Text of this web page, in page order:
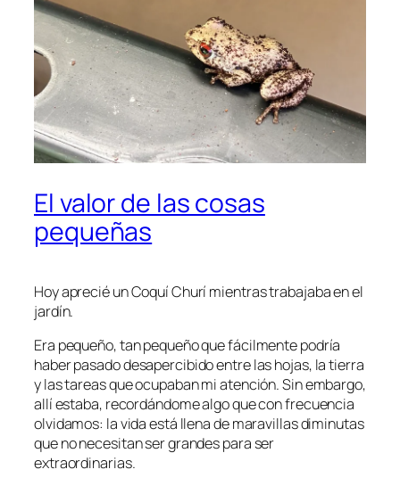
El valor de las cosas
pequeñas
Hoy aprecié un Coquí Churí mientras trabajaba en el
jardín.
Era pequeño, tan pequeño que fácilmente podría
haber pasado desapercibido entre las hojas, la tierra
y las tareas que ocupaban mi atención. Sin embargo,
allí estaba, recordándome algo que con frecuencia
olvidamos: la vida está llena de maravillas diminutas
que no necesitan ser grandes para ser
extraordinarias.